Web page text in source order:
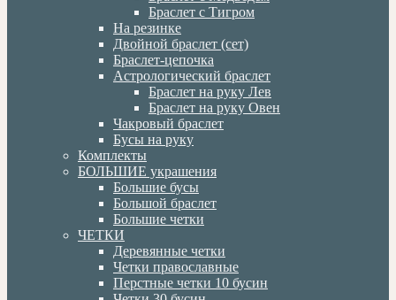
Браслет с Тигром
На резинке
Двойной браслет (сет)
Браслет-цепочка
Астрологический браслет
Браслет на руку Лев
Браслет на руку Овен
Чакровый браслет
Бусы на руку
Комплекты
БОЛЬШИЕ украшения
Большие бусы
Большой браслет
Большие четки
ЧЕТКИ
Деревянные четки
Четки православные
Перстные четки 10 бусин